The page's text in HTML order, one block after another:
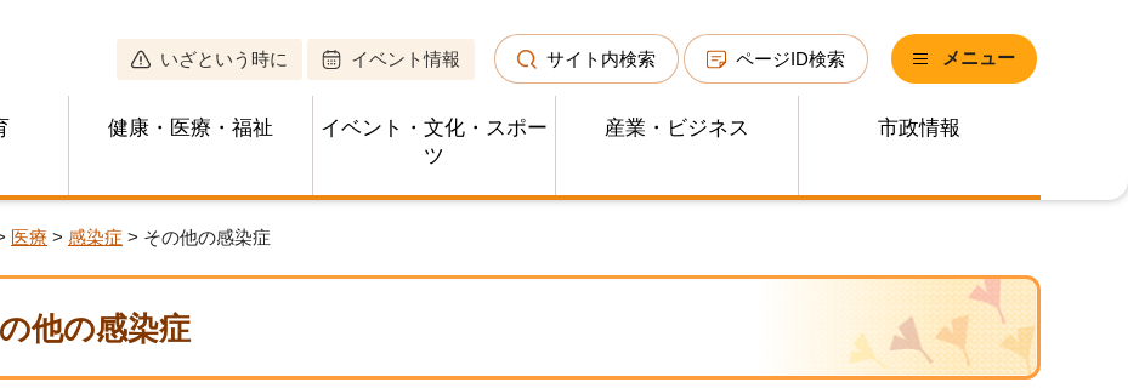
いざという時に イベント情報 サイト内検索 ページID検索 メニュー
健康・医療・福祉
イベント・文化・スポー
ツ
産業・ビジネス 市政情報
医療 > 感染症 > その他の感染症
他の感染症